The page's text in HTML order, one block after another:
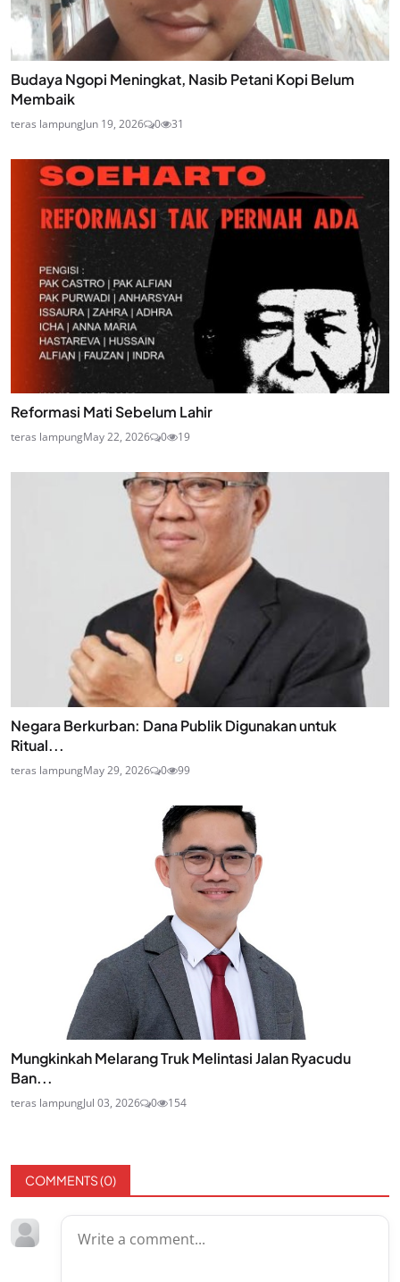
Budaya Ngopi Meningkat, Nasib Petani Kopi Belum
Membaik
teras lampungJun 19, 2026 0 31
Reformasi Mati Sebelum Lahir
teras lampungMay 22, 2026 0 19
Negara Berkurban: Dana Publik Digunakan untuk
Ritual...
teras lampungMay 29, 2026 0 99
Mungkinkah Melarang Truk Melintasi Jalan Ryacudu
Ban...
teras lampungJul 03, 2026 0 154
COMMENTS (0)